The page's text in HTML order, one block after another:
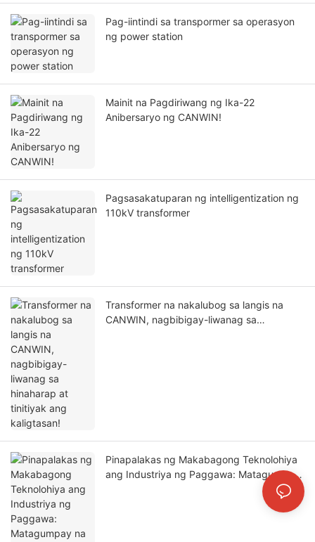
Pag-iintindi sa transpormer sa operasyon
ng power station
Mainit na Pagdiriwang ng Ika-22
Anibersaryo ng CANWIN!
Pagsasakatuparan ng intelligentization ng
110kV transformer
Transformer na nakalubog sa langis na
CANWIN, nagbibigay-liwanag sa
Pinapalakas ng Makabagong Teknolohiya
ang Industriya ng Paggawa: Matagumpay